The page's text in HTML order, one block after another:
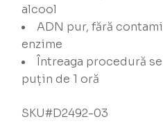
alcool
ADN pur, fără
enzime
Întreaga procedură
puțin de 1 oră
SKU#D2492-03